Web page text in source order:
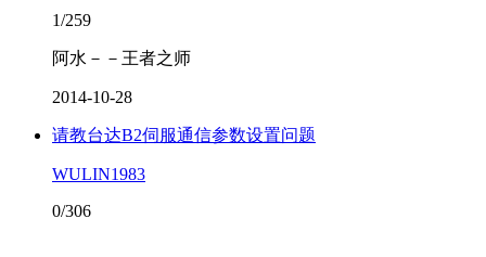
1/259
阿水－－王者之师
2014-10-28
请教台达B2伺服通信参数设置问题
WULIN1983
0/306